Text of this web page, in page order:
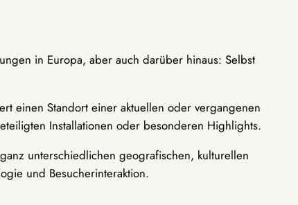
in Europa, aber auch darüber hinaus: Selbst
einen Standort einer aktuellen oder vergangenen
Installationen oder besonderen Highlights.
unterschiedlichen geografischen, kulturellen
und Besucherinteraktion.